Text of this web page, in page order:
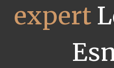
expert